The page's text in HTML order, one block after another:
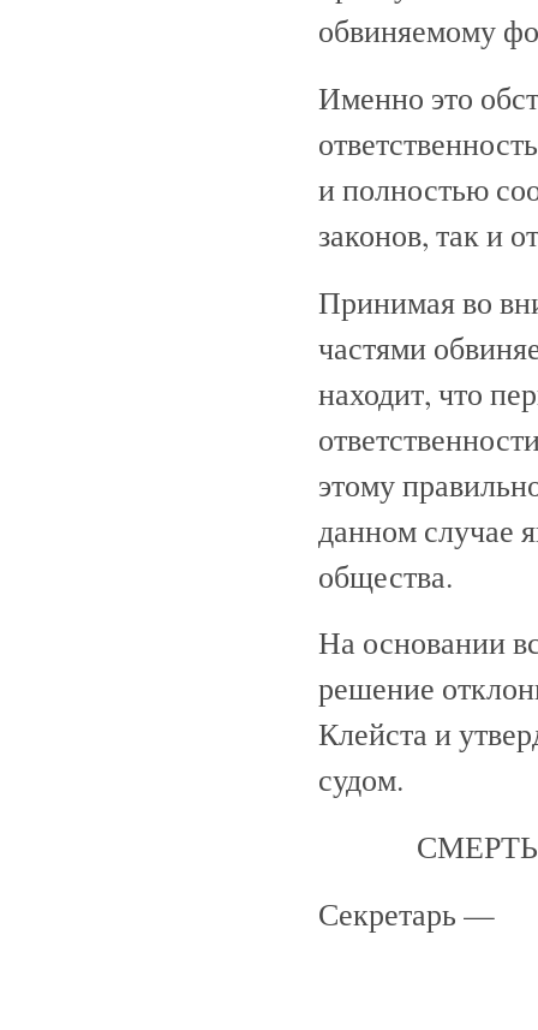
обвиняемому
Именно это
и полностью
законов, так и
Принимая во
частями
находит, что
этому
данном случае
общества.
На основании
решение
Клейста и
судом.
Секретарь —